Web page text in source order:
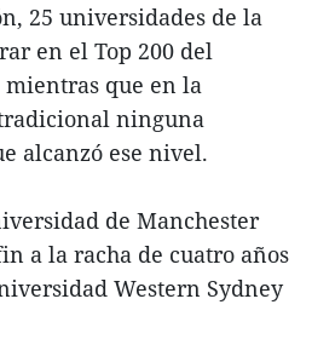
25 universidades de la
en el Top 200 del
que en la
ninguna
alcanzó ese nivel.
de Manchester
a la racha de cuatro años
Western Sydney